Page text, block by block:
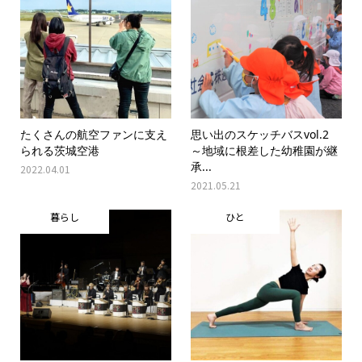
たくさんの航空ファンに支え
られる茨城空港
2022.04.01
思い出のスケッチバスvol.2
～地域に根差した幼稚園が継
承...
2021.05.21
暮らし ひと